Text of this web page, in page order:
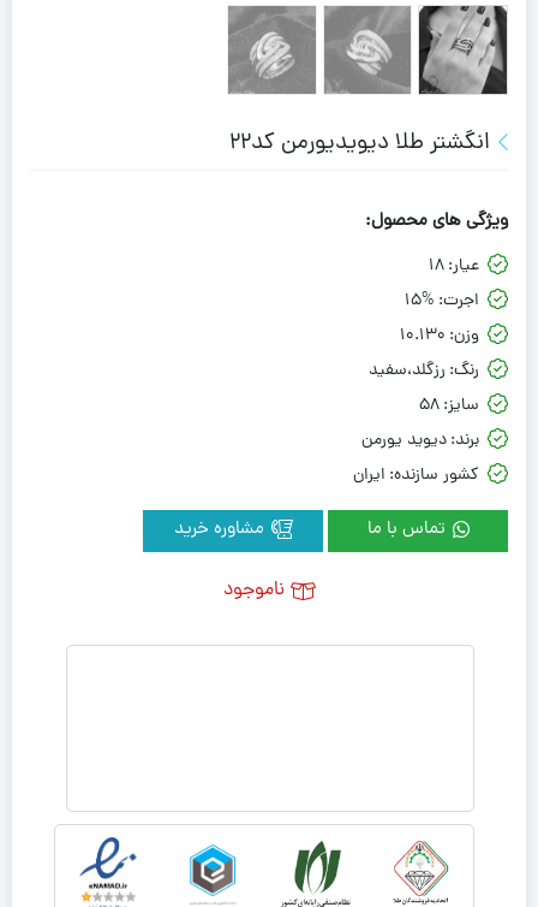
انگشتر طلا دیویدیورمن کد22
ویژگی های محصول:
عیار:18
اجرت: 15%
وزن: 10.130
رنگ: رزگلد،سفید
سایز:58
برند:دیوید یورمن
کشور سازنده: ایران
تماس با ما
ناموجود